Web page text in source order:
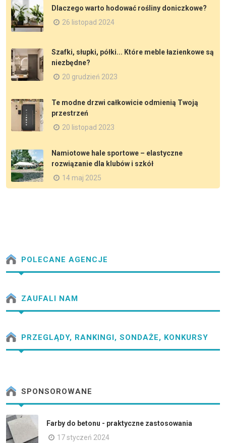
Dlaczego warto hodować rośliny doniczkowe?
26 listopad 2024
Szafki, słupki, półki... Które meble łazienkowe są
niezbędne?
20 grudzień 2023
Te modne drzwi całkowicie odmienią Twoją
przestrzeń
20 listopad 2023
Namiotowe hale sportowe – elastyczne
rozwiązanie dla klubów i szkół
14 maj 2025
POLECANE AGENCJE
ZAUFALI NAM
PRZEGLĄDY, RANKINGI, SONDAŻE, KONKURSY
SPONSOROWANE
Farby do betonu - praktyczne zastosowania
17 styczeń 2024